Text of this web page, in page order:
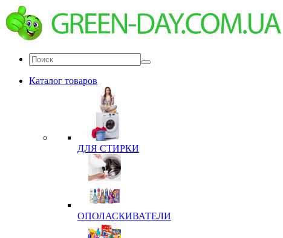
Каталог товаров
ДЛЯ СТИРКИ
ОПОЛАСКИВАТЕЛИ